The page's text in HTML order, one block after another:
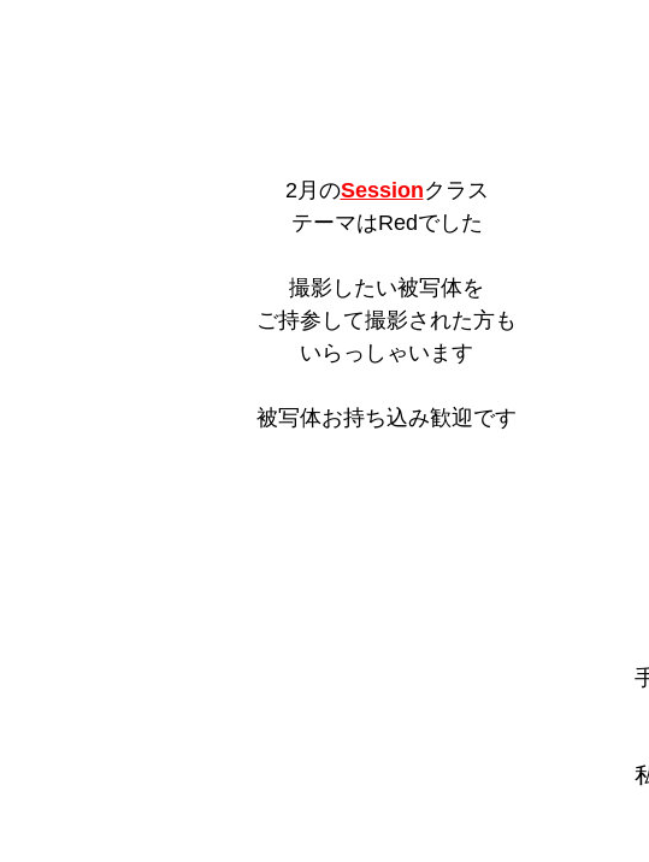
2月のSessionクラス
テーマはRedでした
撮影したい被写体を
ご持参して撮影された方も
いらっしゃいます
被写体お持ち込み歓迎です